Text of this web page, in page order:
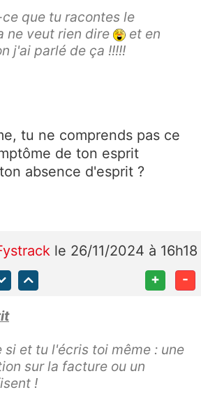
que tu racontes le
ne veut rien dire
et en
j'ai parlé de ça !!!!!
tu ne comprends pas ce
de ton esprit
absence d'esprit ?
le 26/11/2024 à 16h18
+ -
si et tu l'écris toi même : une
sur la facture ou un
!